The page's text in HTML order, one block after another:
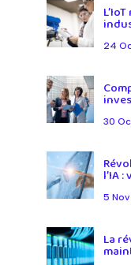
24
30
l’IA
5
La